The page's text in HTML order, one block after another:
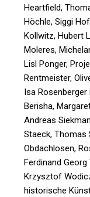
Heartfield,
Höchle, Siggi
Kollwitz, Hubert
Moleres,
Lisl Ponger,
Rentmeister,
Isa
Berisha,
Andreas
Staeck,
Obdachlosen,
Ferdinand
Krzysztof
historische